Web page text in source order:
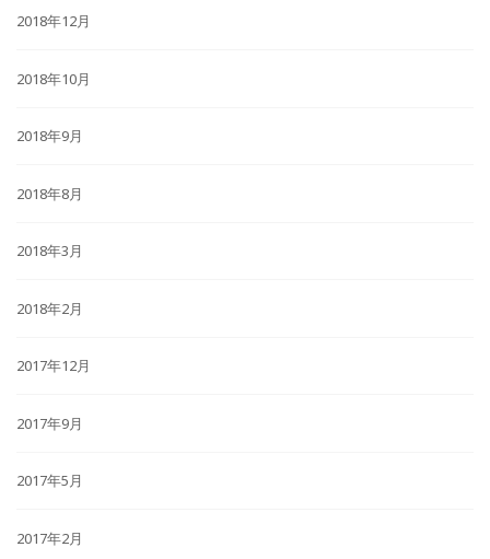
2018年12月
2018年10月
2018年9月
2018年8月
2018年3月
2018年2月
2017年12月
2017年9月
2017年5月
2017年2月